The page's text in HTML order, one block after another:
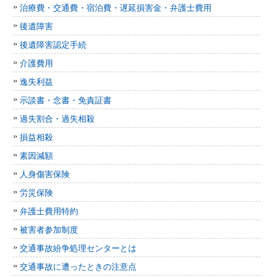
治療費・交通費・宿泊費・遅延損害金・弁護士費用
後遺障害
後遺障害認定手続
介護費用
逸失利益
示談書・念書・免責証書
過失割合・過失相殺
損益相殺
素因減額
人身傷害保険
労災保険
弁護士費用特約
被害者参加制度
交通事故紛争処理センターとは
交通事故に遭ったときの注意点